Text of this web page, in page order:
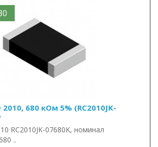
680 кОм 5% (RC2010JK-
RC2010JK-07680K, номинал
..